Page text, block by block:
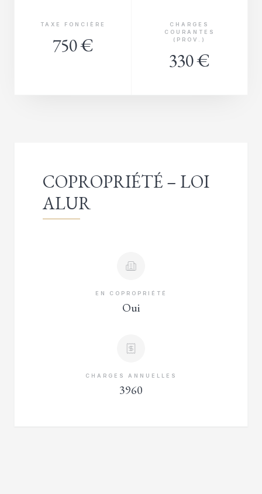
TAXE FONCIÈRE
750 €
CHARGES
COURANTES
(PROV.)
330 €
COPROPRIÉTÉ – LOI
ALUR
EN COPROPRIÉTÉ
Oui
CHARGES ANNUELLES
3960